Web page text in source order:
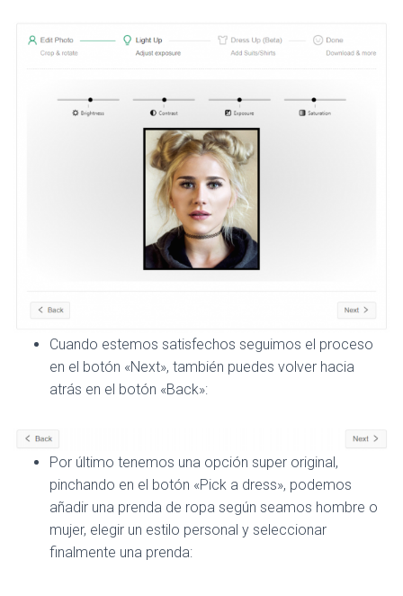
Cuando estemos satisfechos seguimos el proceso
en el botón «Next», también puedes volver hacia
atrás en el botón «Back»:
Por último tenemos una opción super original,
pinchando en el botón «Pick a dress», podemos
añadir una prenda de ropa según seamos hombre o
mujer, elegir un estilo personal y seleccionar
finalmente una prenda: